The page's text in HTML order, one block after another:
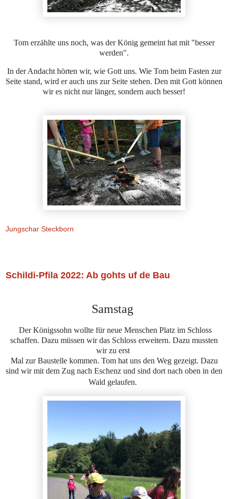
Tom erzählte uns noch, was der König gemeint hat mit "besser
werden".
In der Andacht hörten wir, wie Gott uns. Wie Tom beim Fasten zur
Seite stand, wird er auch uns zur Seite stehen. Den mit Gott können
wir es nicht nur länger, sondern auch besser!
Jungschar Steckborn
Schildi-Pfila 2022: Ab gohts uf de Bau
Samstag
Der Königssohn wollte für neue Menschen Platz im Schloss
schaffen. Dazu müssen wir das Schloss erweitern. Dazu mussten
wir zu erst
Mal zur Baustelle kommen. Tom hat uns den Weg gezeigt. Dazu
sind wir mit dem Zug nach Eschenz und sind dort nach oben in den
Wald gelaufen.